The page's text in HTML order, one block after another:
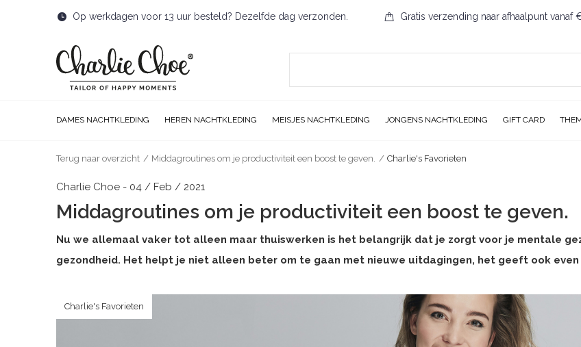
DAMES NACHTKLEDING HEREN NACHTKLEDING MEISJES NACHTKLEDING JONGENS NACHTKLEDING GIFT CARD
Op werkdagen voor 13 uur besteld? Dezelfde dag verzonden. Gratis verzending naar afhaalpunt vanaf
Terug naar overzicht Middagroutines om je productiviteit een boost te geven. Charlie's Favorieten
Charlie Choe - 04 / Feb / 2021
Middagroutines om je productiviteit een boost te geven.
Nu we allemaal vaker tot alleen maar thuiswerken is het belangrijk dat je zorgt voor je mentale
gezondheid. Het helpt je niet alleen beter om te gaan met nieuwe uitdagingen, het geeft ook
Charlie's Favorieten